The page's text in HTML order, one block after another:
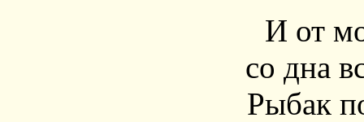
И от
со дна
Рыбак